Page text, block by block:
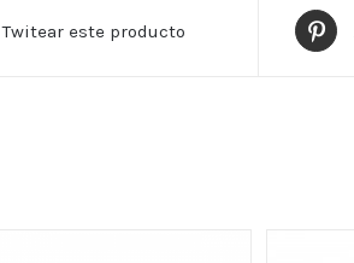
Twitear este producto